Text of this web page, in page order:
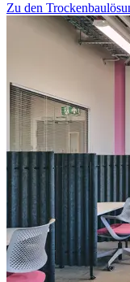
Zu den